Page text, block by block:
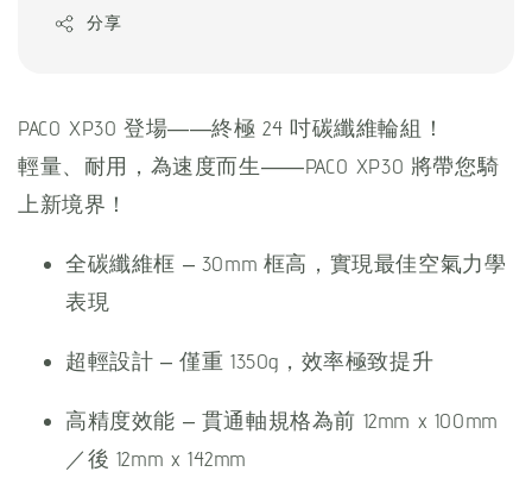
分享
PACO XP30 登場——終極 24 吋碳纖維輪組！
輕量、耐用，為速度而生——PACO XP30 將帶您騎
上新境界！
全碳纖維框 – 30mm 框高，實現最佳空氣力學
表現
超輕設計 – 僅重 1350g，效率極致提升
高精度效能 – 貫通軸規格為前 12mm x 100mm
／後 12mm x 142mm